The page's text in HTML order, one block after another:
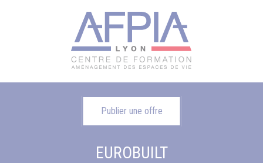
Publier une offre
EUROBUILT